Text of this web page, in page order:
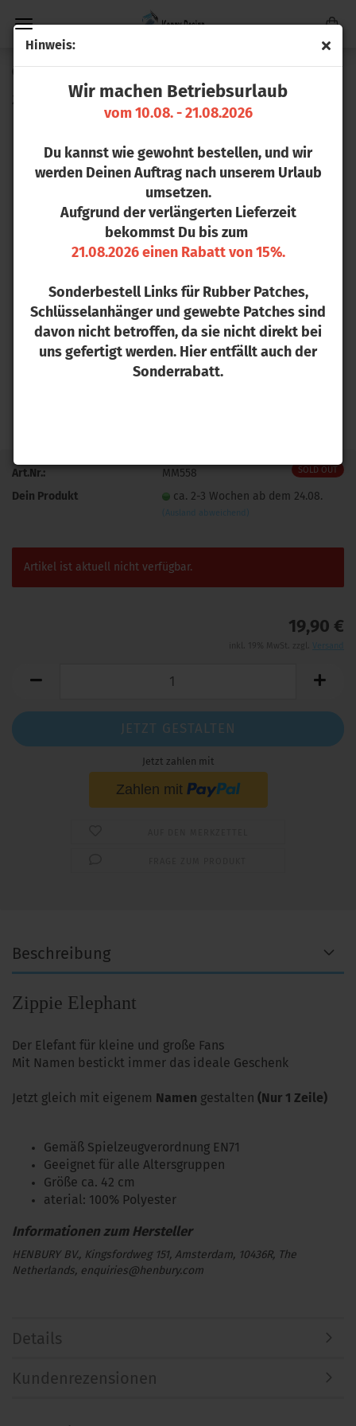
Hin­weis:
Wir machen Betriebsurlaub
vom 10.08. - 21.08.2026
Du kannst wie gewohnt bestellen, und wir
werden Deinen Auftrag nach unserem Urlaub
umsetzen.
Aufgrund der verlängerten Lieferzeit
bekommst Du bis zum
21.08.2026 einen Rabatt von 15%.
Sonderbestell Links für Rubber Patches,
Schlüsselanhänger und gewebte Patches sind
davon nicht betroffen, da sie nicht direkt bei
uns gefertigt werden. Hier entfällt auch der
Sonderrabatt.
0
Zip­pie Ele­phant
SOLD OUT
Art.Nr.:
MM558
Dein Produkt
ca. 2-3 Wochen ab dem 24.08.
(Ausland abweichend)
Artikel ist aktuell nicht verfügbar.
19,90 €
Versand
JETZT GESTALTEN
Jetzt zahlen mit
Beschreibung
Zippie Elephant
Der Elefant für kleine und große Fans
Mit Namen bestickt immer das ideale Geschenk
Jetzt gleich mit eigenem Namen gestalten (Nur 1 Zeile)
Gemäß Spielzeugverordnung EN71
Geeignet für alle Altersgruppen
Größe ca. 42 cm
aterial: 100% Polyester
HENBURY BV., Kingsfordweg 151, Amsterdam, 10436R, The
Netherlands, enquiries@henbury.com
Details
Kundenrezensionen